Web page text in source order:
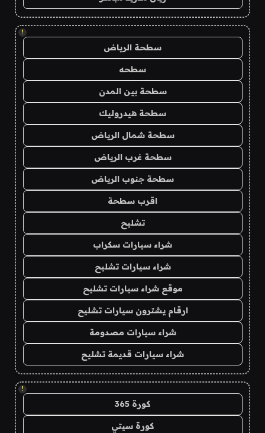
!
سطحة الرياض
سطحه
سطحة بين المدن
سطحة هيدروليك
سطحة شمال الرياض
سطحة غرب الرياض
سطحة جنوب الرياض
اقرب سطحة
تشليح
شراء سيارات سكراب
شراء سيارات تشليح
موقع شراء سيارات تشليح
ارقام يشترون سيارات تشليح
شراء سيارات مصدومة
شراء سيارات قديمة تشليح
!
كورة 365
كورة سيتي